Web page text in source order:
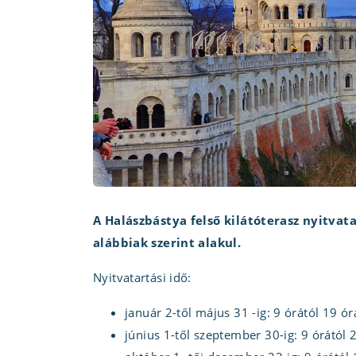
A Halászbástya felső kilátóterasz
alábbiak szerint alakul.
Nyitvatartási idő:
január 2-től május 31 -ig: 9 órától 19
június 1-től szeptember 30-ig: 9 órától